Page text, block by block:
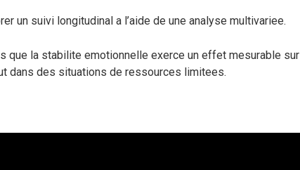
un suivi longitudinal a l’aide de une analyse multivariee.
que la stabilite emotionnelle exerce un effet mesurable sur
dans des situations de ressources limitees.